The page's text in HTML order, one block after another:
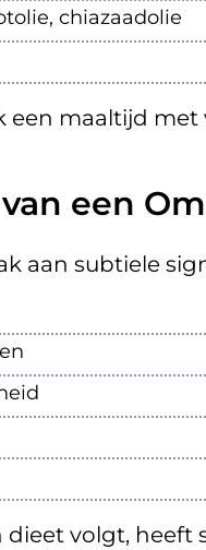
chiazaadolie
een maaltijd
een
aan subtiele
volgt,